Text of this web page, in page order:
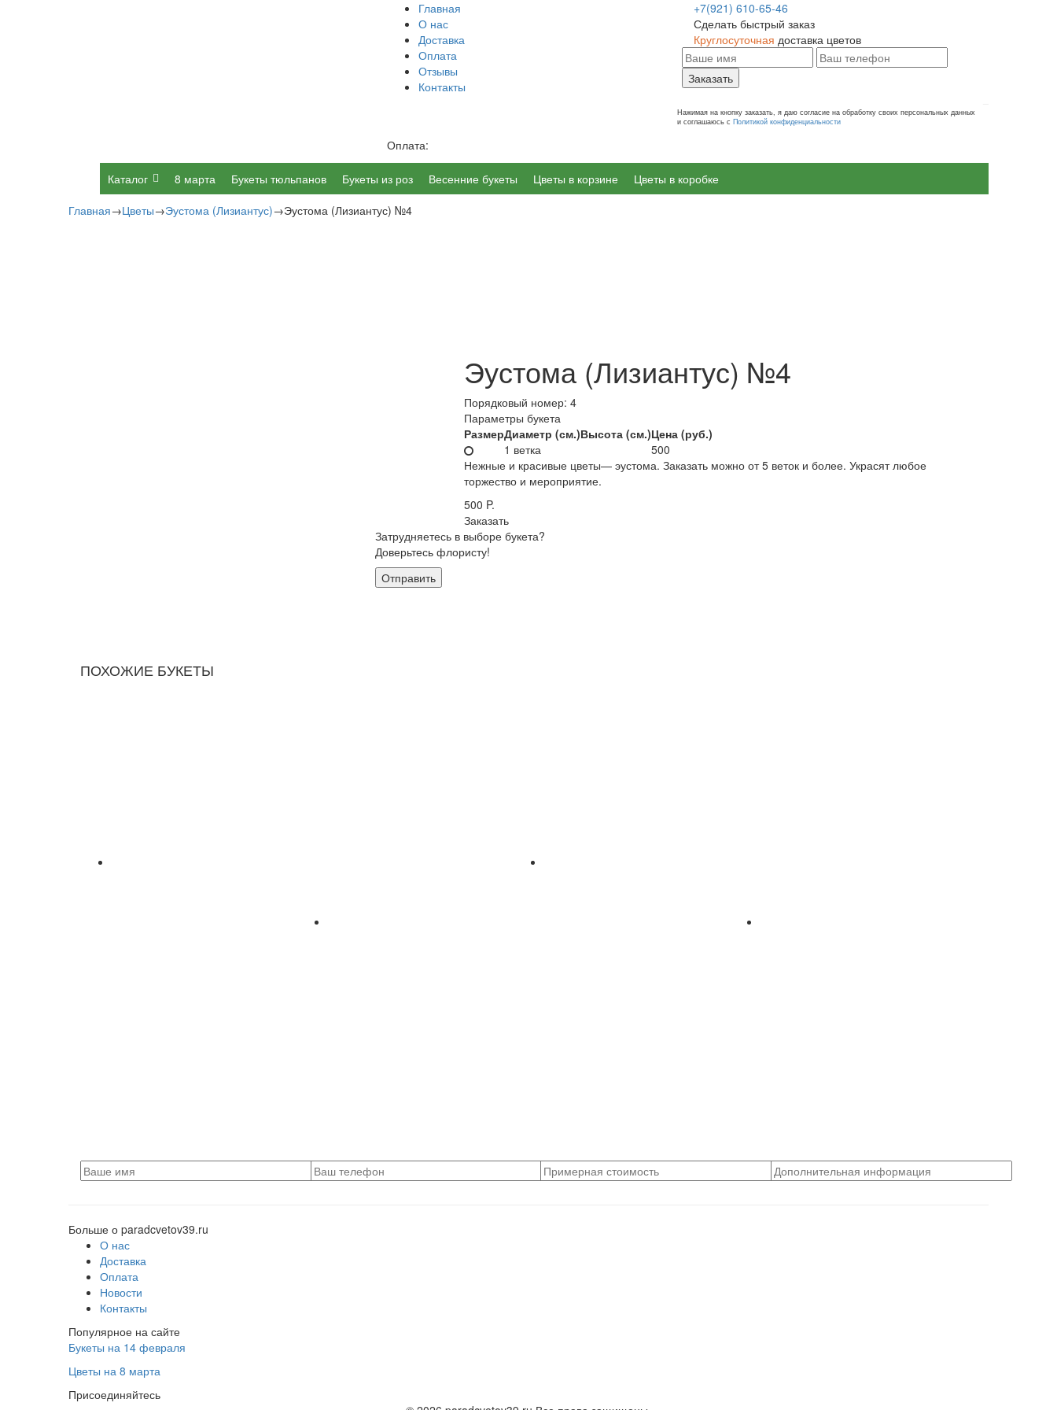
Главная
О нас
Доставка
Оплата
Отзывы
Контакты
Оплата:
+7(921) 610-65-46
Сделать быстрый заказ
Круглосуточная доставка цветов
Заказать
Нажимая на кнопку заказать, я даю согласие на обработку своих персональных данных
и соглашаюсь с Политикой конфиденциальности
Каталог 8 марта Букеты тюльпанов Букеты из роз Весенние букеты Цветы в корзине
Цветы в коробке
Главная→Цветы→Эустома (Лизиантус)→Эустома (Лизиантус) №4
Эустома (Лизиантус) №4
Порядковый номер: 4
Параметры букета
РазмерДиаметр (см.)Высота (см.)Цена (руб.)
1 ветка
500
Нежные и красивые цветы— эустома. Заказать можно от 5 веток и более. Украсят любое
торжество и мероприятие.
500 P.
Заказать
ПОХОЖИЕ БУКЕТЫ
Затрудняетесь в выборе букета?
Доверьтесь флористу!
Больше о paradcvetov39.ru
О нас
Доставка
Оплата
Новости
Контакты
Популярное на сайте
Букеты на 14 февраля
Цветы на 8 марта
Присоединяйтесь